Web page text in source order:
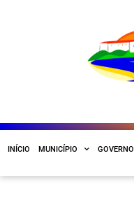
INÍCIO MUNICÍPIO GOVERNO